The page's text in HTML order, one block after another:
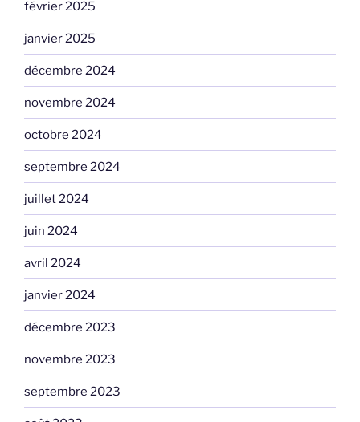
février 2025
janvier 2025
décembre 2024
novembre 2024
octobre 2024
septembre 2024
juillet 2024
juin 2024
avril 2024
janvier 2024
décembre 2023
novembre 2023
septembre 2023